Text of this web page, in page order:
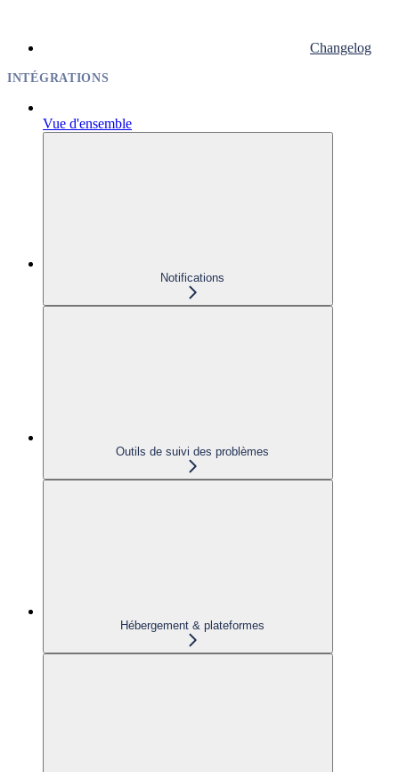
Changelog
INTÉGRATIONS
Vue d'ensemble
Notifications
Outils de suivi des problèmes
Hébergement & plateformes